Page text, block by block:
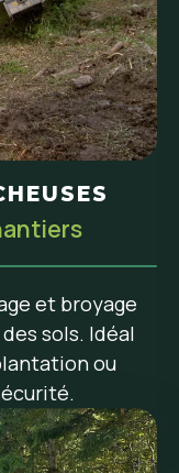
et broyage
sols. Idéal
ou